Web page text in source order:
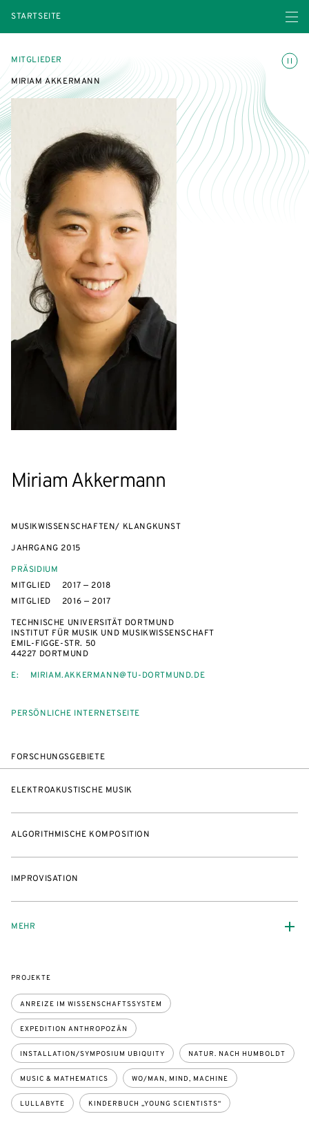
STARTSEITE Menü
MITGLIEDER
MIRIAM AKKERMANN
Miriam Akkermann
MUSIKWISSENSCHAFTEN/ KLANGKUNST
JAHRGANG 2015
PRÄSIDIUM
MITGLIED
2017 — 2018
MITGLIED
2016 — 2017
TECHNISCHE UNIVERSITÄT DORTMUND
INSTITUT FÜR MUSIK UND MUSIKWISSENSCHAFT
EMIL-FIGGE-STR. 50
44227 DORTMUND
E:
MIRIAM.AKKERMANN@TU-DORTMUND.DE
PERSÖNLICHE INTERNETSEITE
FORSCHUNGSGEBIETE
ELEKTROAKUSTISCHE MUSIK
ALGORITHMISCHE KOMPOSITION
IMPROVISATION
MEHR
PROJEKTE
ANREIZE IM WISSENSCHAFTSSYSTEM
EXPEDITION ANTHROPOZÄN
INSTALLATION/SYMPOSIUM UBIQUITY NATUR. NACH HUMBOLDT
MUSIC & MATHEMATICS WO/MAN, MIND, MACHINE
LULLABYTE KINDERBUCH „YOUNG SCIENTISTS“